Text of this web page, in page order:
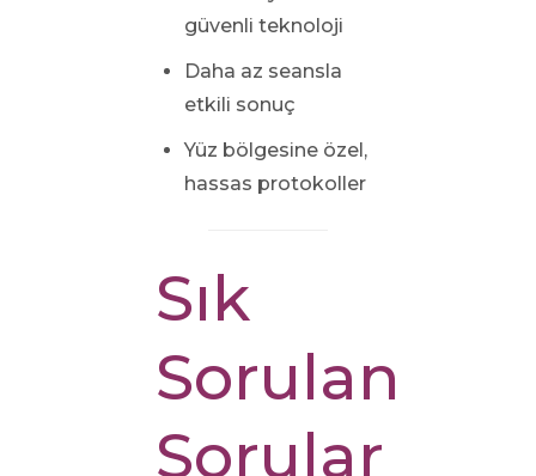
güvenli teknoloji
Daha az seansla
etkili sonuç
Yüz bölgesine özel,
hassas protokoller
Sık
Sorulan
Sorular